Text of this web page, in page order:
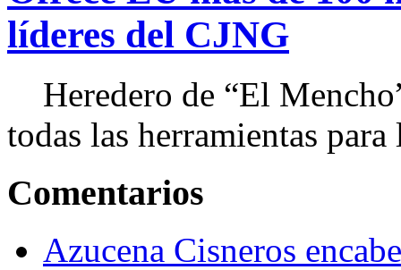
líderes del CJNG
Heredero de “El
todas las herramientas
Comentarios
Azucena Cisneros